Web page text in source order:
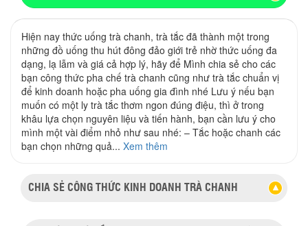
Hiện nay thức uống trà chanh, trà tắc đã thành một trong
những đồ uống thu hút đông đảo giới trẻ nhờ thức uống đa
dạng, lạ lẫm và giá cả hợp lý, hãy để Mình chia sẻ cho các
bạn công thức pha chế trà chanh cũng như trà tắc chuẩn vị
để kinh doanh hoặc pha uống gia đình nhé Lưu ý nếu bạn
muốn có một ly trà tắc thơm ngon đúng điệu, thì ở trong
khâu lựa chọn nguyên liệu và tiến hành, bạn cần lưu ý cho
mình một vài điểm nhỏ như sau nhé: – Tắc hoặc chanh các
bạn chọn những quả... Xem thêm
CHIA SẺ CÔNG THỨC KINH DOANH TRÀ CHANH